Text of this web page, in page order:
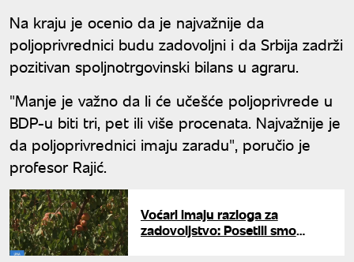
Na kraju je ocenio da je najvažnije da
poljoprivrednici budu zadovoljni i da Srbija zadrži
pozitivan spoljnotrgovinski bilans u agraru.
"Manje je važno da li će učešće poljoprivrede u
BDP-u biti tri, pet ili više procenata. Najvažnije je
da poljoprivrednici imaju zaradu", poručio je
profesor Rajić.
Voćari imaju razloga za
zadovoljstvo: Posetili smo